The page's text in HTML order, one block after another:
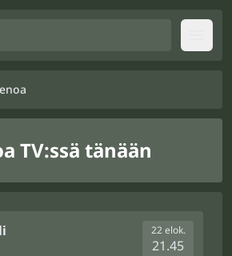
TV:ssä tänään
22 elok.
21.45